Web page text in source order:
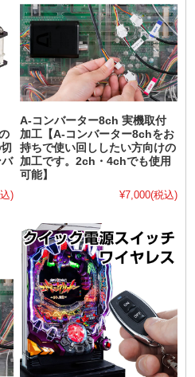
)
A-コンバーター8ch 実機取付
加工【A-コンバーター8chをお
持ちで使い回ししたい方向けの
加工です。2ch・4chでも使用
可能】
¥7,000(税込)